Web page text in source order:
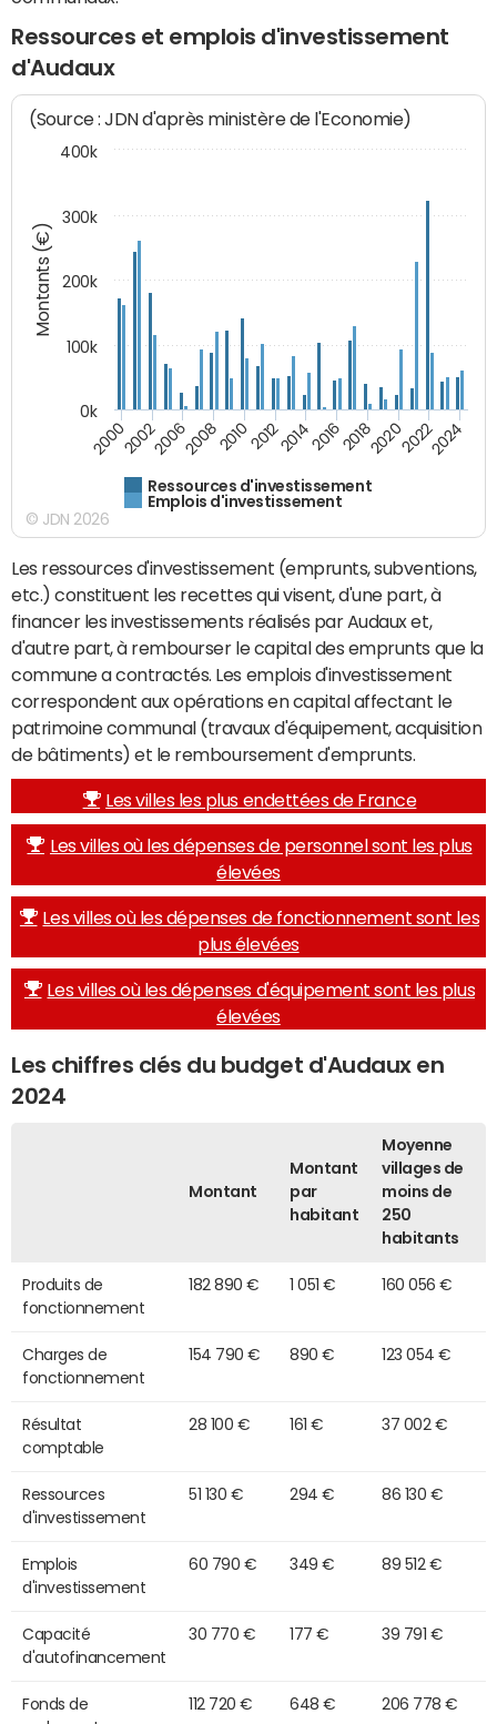
Ressources et emplois d'investissement
d'Audaux
Montants (€)
(Source : JDN d'après ministère de l'Economie)
Ressources d'investissement
Emplois d'investissement
200020022006200820102012201420162018202020222024
0k
100k
200k
300k
400k
© JDN 2026
Les ressources d'investissement (emprunts, subventions,
etc.) constituent les recettes qui visent, d'une part, à
financer les investissements réalisés par Audaux et,
d'autre part, à rembourser le capital des emprunts que la
commune a contractés. Les emplois d'investissement
correspondent aux opérations en capital affectant le
patrimoine communal (travaux d'équipement, acquisition
de bâtiments) et le remboursement d'emprunts.
Les villes les plus endettées de France
Les villes où les dépenses de personnel sont les plus
élevées
Les villes où les dépenses de fonctionnement sont les
plus élevées
Les villes où les dépenses d'équipement sont les plus
élevées
Les chiffres clés du budget d'Audaux en
2024
Montant
Montant
par
habitant
Moyenne
villages de
moins de
250
habitants
Produits de
fonctionnement
182 890 € 1 051 € 160 056 €
Charges de
fonctionnement
154 790 € 890 € 123 054 €
Résultat
comptable
28 100 € 161 € 37 002 €
Ressources
d'investissement
51 130 € 294 € 86 130 €
Emplois
d'investissement
60 790 € 349 € 89 512 €
Capacité
d'autofinancement
30 770 € 177 € 39 791 €
Fonds de
112 720 € 648 € 206 778 €